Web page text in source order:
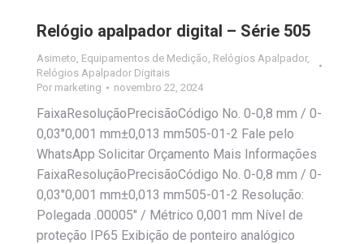
Relógio apalpador digital – Série 505
Asimeto Equipamentos de Medição Relógios Apalpador,
Relógios Apalpador Digitais
Por marketing novembro 22, 2024
FaixaResoluçãoPrecisãoCódigo No. 0-0,8 mm / 0-
0,03″0,001 mm±0,013 mm505-01-2 Fale pelo
WhatsApp Solicitar Orçamento Mais Informações
FaixaResoluçãoPrecisãoCódigo No. 0-0,8 mm / 0-
0,03″0,001 mm±0,013 mm505-01-2 Resolução:
Polegada .00005″ / Métrico 0,001 mm Nível de
proteção IP65 Exibição de ponteiro analógico